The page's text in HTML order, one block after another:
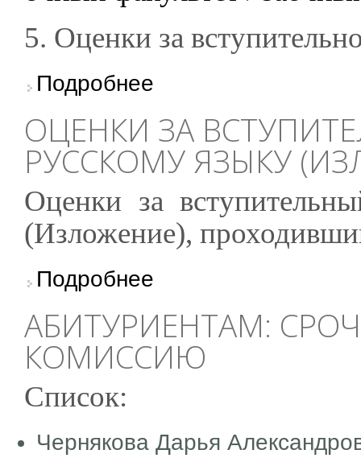
5. Оценки за
Подробнее
ОЦЕНКИ ЗА
РУССКОМУ ЯЗЫКУ
Оценки за
(Изложение),
Подробнее
АБИТУРИЕНТАМ:
КОМИССИЮ
Список:
Чернякова Дарья